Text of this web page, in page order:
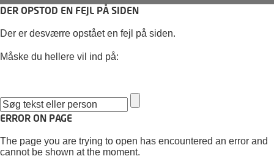
DER OPSTOD EN FEJL PÅ SIDEN
Der er desværre opstået en fejl på siden.
Måske du hellere vil ind på:
ERROR ON PAGE
The page you are trying to open has encountered an error and
cannot be shown at the moment.